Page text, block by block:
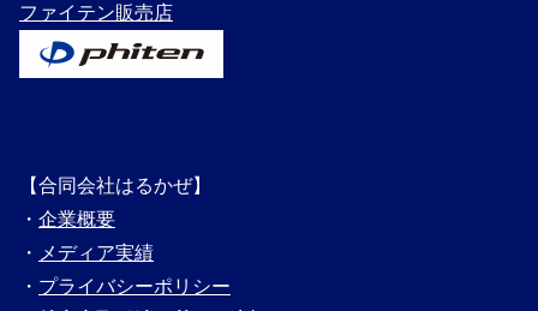
ファイテン販売店
【合同会社はるかぜ】
・ 企業概要
・ メディ ア実績
・ プライバシーポリシー